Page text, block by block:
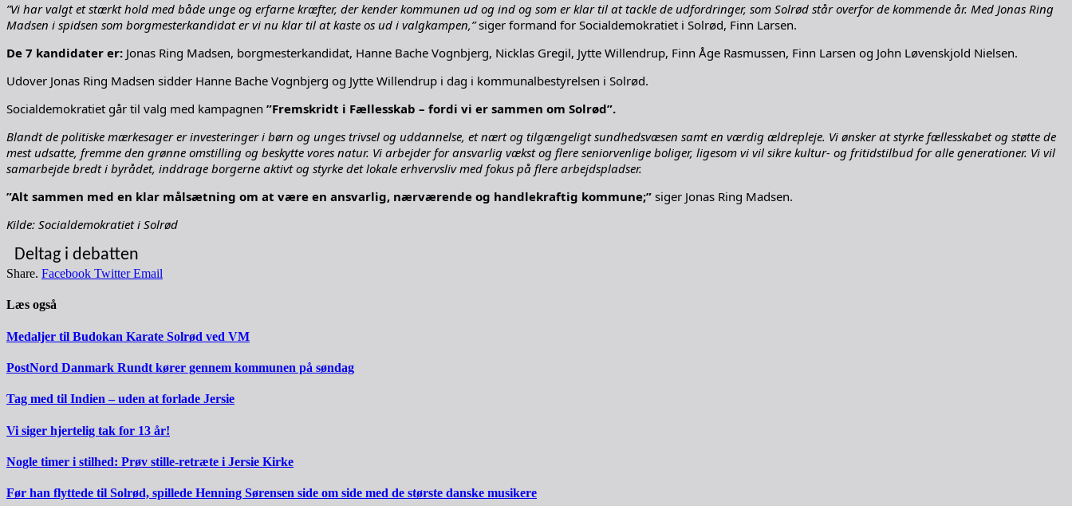
”Vi har valgt et stærkt hold med både unge og erfarne kræfter, der kender kommunen ud og ind og som er klar til at tackle de udfordringer, som Solrød står overfor de kommende år. Med Jonas Ring
Madsen i spidsen som borgmesterkandidat er vi nu klar til at kaste os ud i valgkampen,”siger formand for Socialdemokratiet i Solrød, Finn Larsen.
De 7 kandidater er: Jonas Ring Madsen, borgmesterkandidat, Hanne Bache Vognbjerg, Nicklas Gregil, Jytte Willendrup, Finn Åge Rasmussen, Finn Larsen og John Løvenskjold Nielsen.
Udover Jonas Ring Madsen sidder Hanne Bache Vognbjerg og Jytte Willendrup i dag i kommunalbestyrelsen i Solrød.
Socialdemokratiet går til valg med kampagnen ”Fremskridt i Fællesskab – fordi vi er sammen om Solrød”.
Blandt de politiske mærkesager er investeringer i børn og unges trivsel og uddannelse, et nært og tilgængeligt sundhedsvæsen samt en værdig ældrepleje. Vi ønsker at styrke fællesskabet og støtte de
mest udsatte, fremme den grønne omstilling og beskytte vores natur. Vi arbejder for ansvarlig vækst og flere seniorvenlige boliger, ligesom vi vil sikre kultur- og fritidstilbud for alle generationer. Vi vil
samarbejde bredt i byrådet, inddrage borgerne aktivt og styrke det lokale erhvervsliv med fokus på flere arbejdspladser.
”Alt sammen med en klar målsætning om at være en ansvarlig, nærværende og handlekraftig kommune;” siger Jonas Ring Madsen.
Kilde: Socialdemokratiet i Solrød
Deltag i debatten
Share. Facebook Twitter Email
Læs også
Medaljer til Budokan Karate Solrød ved VM
PostNord Danmark Rundt kører gennem kommunen på søndag
Tag med til Indien – uden at forlade Jersie
Vi siger hjertelig tak for 13 år!
Nogle timer i stilhed: Prøv stille-retræte i Jersie Kirke
Før han flyttede til Solrød, spillede Henning Sørensen side om side med de største danske musikere